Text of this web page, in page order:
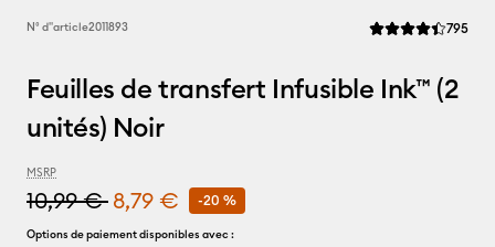
N° d''article2011893 La note moyenne
795
Feuilles de transfert Infusible Ink™ (2
unités) Noir
MSRP
10,99 € 8,79 € -20 %
Options de paiement disponibles avec :